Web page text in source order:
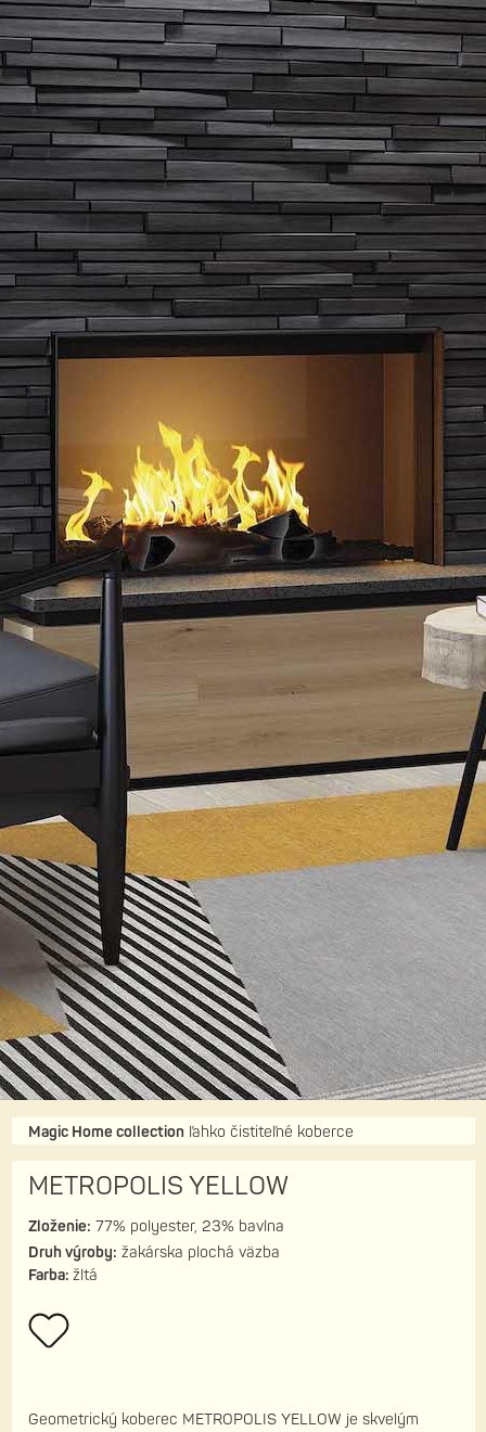
Magic Home collection ľahko čistiteľné koberce
METROPOLIS YELLOW
Zloženie: 77% polyester, 23% bavlna
Druh výroby: žakárska plochá väzba
Farba: žltá
Geometrický koberec METROPOLIS YELLOW je skvelým